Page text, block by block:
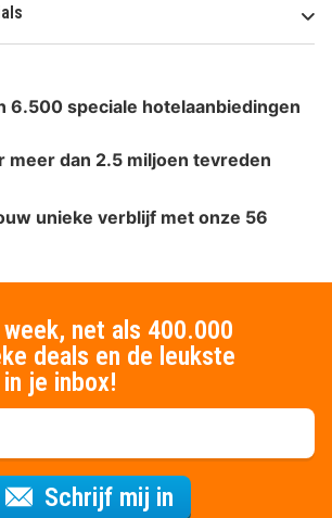
6.500 speciale hotelaanbiedingen
meer dan 2.5 miljoen tevreden
unieke verblijf met onze 56
net als 400.000
deals en de leukste
je inbox!
Schrijf mij in